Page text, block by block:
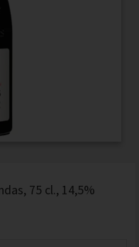
75 cl., 14,5%